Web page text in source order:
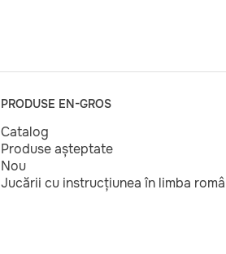
PRODUSE EN-GROS
Catalog
Produse așteptate
Nou
Jucării cu instrucțiunea în limba